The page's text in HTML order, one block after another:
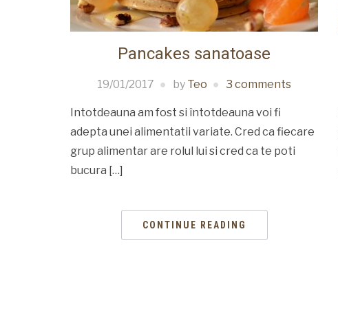
Pancakes sanatoase
19/01/2017 by Teo 3 comments
Intotdeauna am fost si întotdeauna voi fi
adepta unei alimentatii variate. Cred ca fiecare
grup alimentar are rolul lui si cred ca te poti
bucura […]
CONTINUE READING